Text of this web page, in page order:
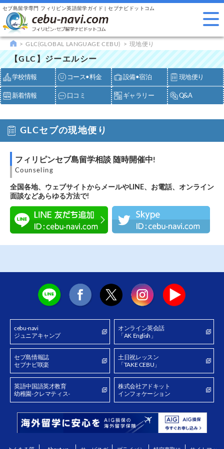
セブ島留学専門 フィリピン英語留学ガイド | セブナビドットコム
GLC(GLOBAL LANGUAGE CEBU) 現地便り
【GLC】ジーエルシー
学校情報 コース•料金 設備•宿泊 現地便り
新着情報 口コミ ギャラリー Q&A
GLCセブの現地便り
フィリピンセブ島留学相談 随時開催中!
Counseling
全国各地、ウェブサイトからメールやLINE、お電話、オンライン
面談などあらゆる方法で!
cebu-navi
ジュニアキャンプ
オンライン英会話
「AK English」
セブ島情報誌
セブナビ咲楽
土日祝レッスン
「TAKE CEBU」
英語中国語英才教育
幼稚園-クレマティス-
株式会社アドキット
インフォケーション